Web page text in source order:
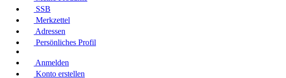
SSB
Merkzettel
Adressen
Persönliches Profil
Anmelden
Konto erstellen